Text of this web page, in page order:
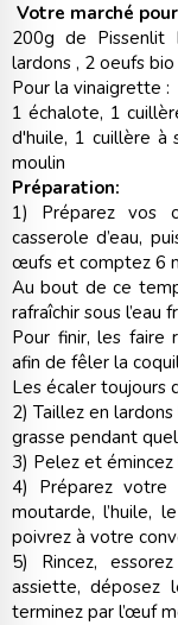
Votre marché
200g de Pissenlit
lardons , 2 oeufs bio
Pour la vinaigrette :
1 échalote, 1
d'huile, 1 cuillère à
moulin
Préparation:
1) Préparez vos
casserole d’eau,
œufs et comptez 6
Au bout de ce
rafraîchir sous l’eau
Pour finir, les faire
afin de fêler la
Les écaler toujours
2) Taillez en
grasse pendant
3) Pelez et émincez
4) Préparez
moutarde, l’huile,
poivrez à votre
5) Rincez,
assiette, déposez
terminez par l’œuf